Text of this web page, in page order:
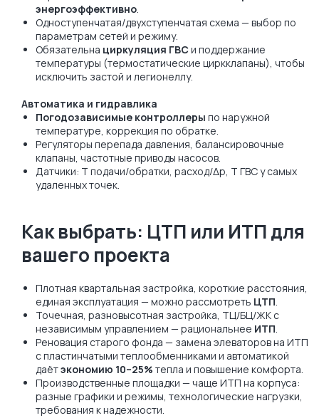
энергоэффективно.
Одноступенчатая/двухступенчатая схема — выбор по
параметрам сетей и режиму.
Обязательна циркуляция ГВС и поддержание
температуры (термостатические циркклапаны), чтобы
исключить застой и легионеллу.
Автоматика и гидравлика
Погодозависимые контроллеры по наружной
температуре, коррекция по обратке.
Регуляторы перепада давления, балансировочные
клапаны, частотные приводы насосов.
Датчики: T подачи/обратки, расход/Δp, T ГВС у самых
удаленных точек.
Как выбрать: ЦТП или ИТП для
вашего проекта
Плотная квартальная застройка, короткие расстояния,
единая эксплуатация — можно рассмотреть ЦТП.
Точечная, разновысотная застройка, ТЦ/БЦ/ЖК с
независимым управлением — рациональнее ИТП.
Реновация старого фонда — замена элеваторов на ИТП
с пластинчатыми теплообменниками и автоматикой
даётэкономию 10–25% тепла и повышение комфорта.
Производственные площадки — чаще ИТП на корпуса:
разные графики и режимы, технологические нагрузки,
требования к надежности.